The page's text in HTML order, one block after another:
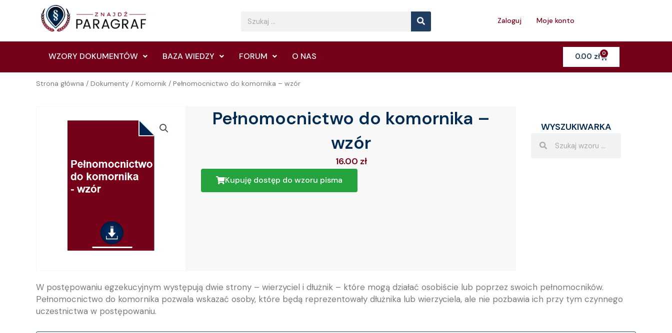
Search Search
Zaloguj Moje konto
WZORY DOKUMENTÓW BAZA WIEDZY FORUM O NAS 0.00 zł 0Cart
Strona główna / Dokumenty / Komornik / Pełnomocnictwo do komornika – wzór
Pełnomocnictwo do komornika –
wzór
16.00 zł
Kupuję dostęp do wzoru pisma
WYSZUKIWARKA
W postępowaniu egzekucyjnym występują dwie strony – wierzyciel i dłużnik – które mogą działać osobiście lub poprzez swoich pełnomocników.
Pełnomocnictwo do komornika pozwala wskazać osoby, które będą reprezentowały dłużnika lub wierzyciela, ale nie pozbawia ich przy tym czynnego
uczestnictwa w postępowaniu.